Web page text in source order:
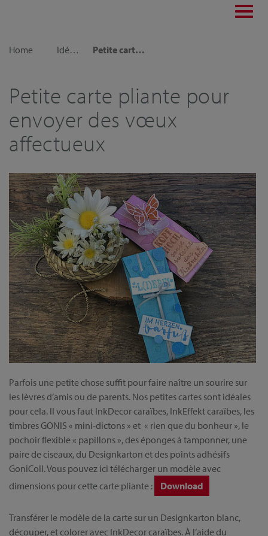
Home
Idées déco Petite carte pliante pour envoyer des vœux affectueux
Petite carte pliante pour
envoyer des vœux
affectueux
Parfois une petite chose suffit pour faire naître un sourire sur
les lèvres d’amis ou de parents. Nos petites cartes sont idéales
pour cela. Il vous faut InkDecor caraïbes, InkEffekt caraïbes, les
timbres GONIS « mini-dictons » et « rien que du bonheur », le
pochoir flexible « papillons », des éponges á tamponner, une
paire de ciseaux, du Designkarton et des points adhésifs
GoniColl. Vous pouvez ici télécharger un modèle avec
dimensions pour cette carte pliante :
Download
Transférer le modèle de la carte sur un Designkarton blanc,
découper, et colorer avec InkDecor caraïbes. À l’aide du